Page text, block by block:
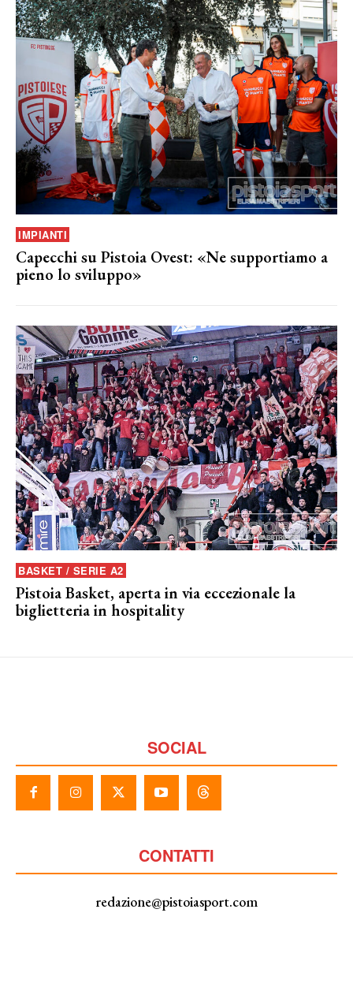
IMPIANTI
Capecchi su Pistoia Ovest: «Ne supportiamo a
pieno lo sviluppo»
BASKET / SERIE A2
Pistoia Basket, aperta in via eccezionale la
biglietteria in hospitality
SOCIAL
CONTATTI
redazione@pistoiasport.com